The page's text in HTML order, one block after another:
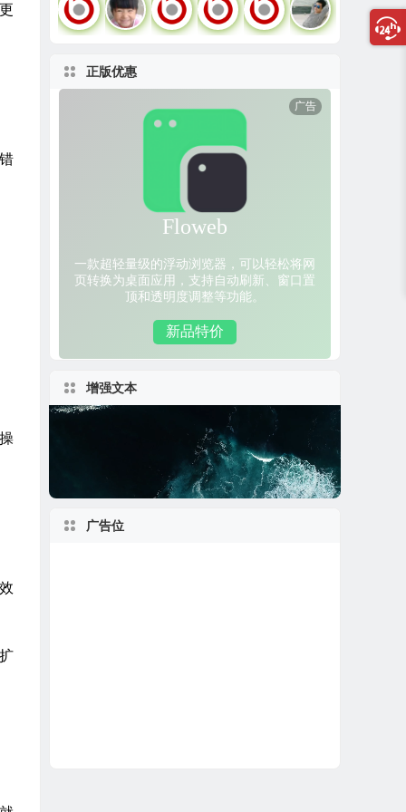
正版优惠
增强文本
广告位